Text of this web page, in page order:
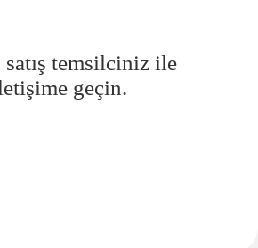
temsilciniz ile
geçin.